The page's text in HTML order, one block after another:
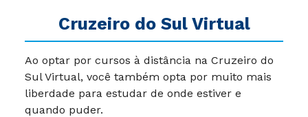
Cruzeiro do Sul Virtual
Ao optar por cursos à distância na Cruzeiro do
Sul Virtual, você também opta por muito mais
liberdade para estudar de onde estiver e
quando puder.